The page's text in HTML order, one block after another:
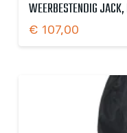
WEERBESTENDIG
€ 107,00